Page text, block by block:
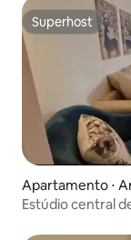
Superhost
Superhost
Apartamento ⋅
Estúdio central